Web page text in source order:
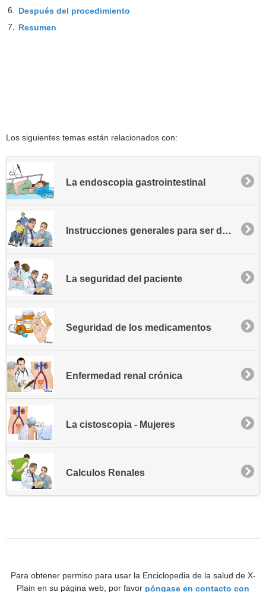
6. Después del procedimiento
7. Resumen
Los siguientes temas están relacionados con:
La endoscopia gastrointestinal
Instrucciones generales para ser dado de alta
La seguridad del paciente
Seguridad de los medicamentos
Enfermedad renal crónica
La cistoscopia - Mujeres
Calculos Renales
Para obtener permiso para usar la Enciclopedia de la salud de X-
Plain en su página web, por favor póngase en contacto con